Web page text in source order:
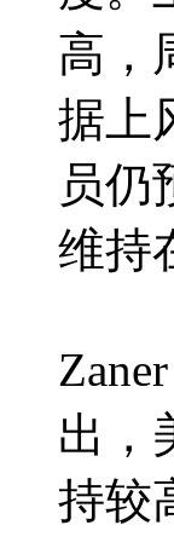
高，
据上
员仍
维持
出，
持较